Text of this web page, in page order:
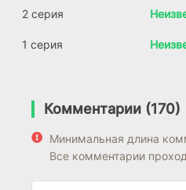
2 серия
1 серия
Комментарии (170)
Минимальная длина
Все комментарии